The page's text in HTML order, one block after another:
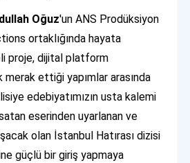
Oğuz'un ANS Prodüksiyon
ortaklığında hayata
proje, dijital platform
ettiği yapımlar arasında
edebiyatımızın usta kalemi
eserinden uyarlanan ve
olan İstanbul Hatırası dizisi
güçlü bir giriş yapmaya